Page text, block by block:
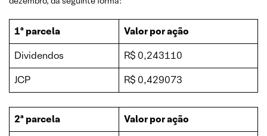
1ª parcela
Valor por ação
Dividendos
R$ 0,243110
JCP
R$ 0,429073
2ª parcela
Valor por ação